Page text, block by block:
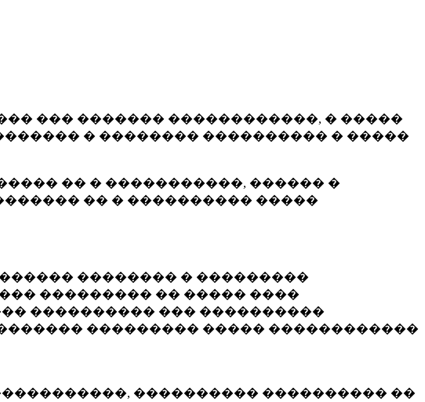
��� ������� ������������, � �����
� �������� ���������� � �����
�� � �����������, ������ �
�� � ���������� �����
�������� � ���������
��������� �� ����� ����
���������� ��� ����������
��������� ����� ������������
���������� ���������� ��